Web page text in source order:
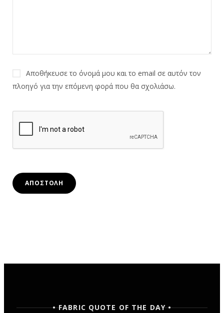
Αποθήκευσε το όνομά μου και το email σε αυτόν τον
πλοηγό για την επόμενη φορά που θα σχολιάσω.
• FABRIC QUOTE OF THE DAY •